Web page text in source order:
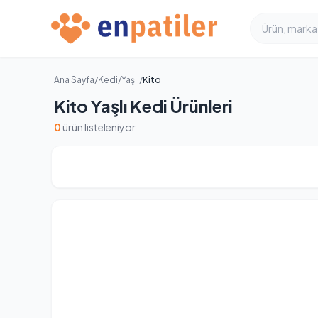
Ana Sayfa/Kedi/Yaşlı/Kito
Kito Yaşlı Kedi Ürünleri
0 ürün listeleniyor